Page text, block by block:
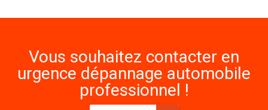
Vous souhaitez contacter en
urgence dépannage automobile
professionnel !